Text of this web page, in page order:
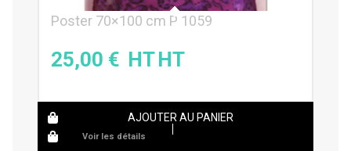
Poster 70×100 cm P 1059
25,00 €
AJOUTER AU PANIER
Voir les détails